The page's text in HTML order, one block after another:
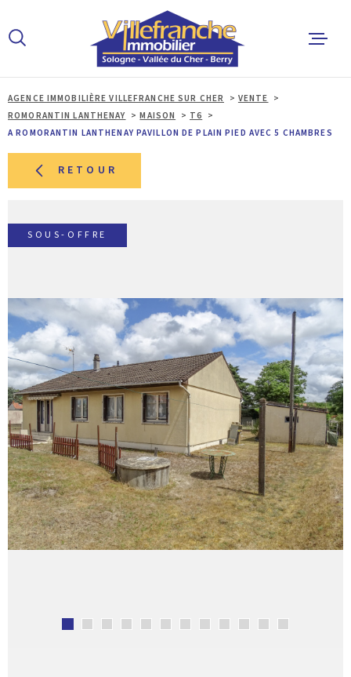
menu
contenu
ACCUEIL
L'AGENCE
CONTACT
AGENCE IMMOBILIÈRE VILLEFRANCHE SUR CHER
VENTE
ROMORANTIN LANTHENAY
MAISON
T6
A ROMORANTIN LANTHENAY PAVILLON DE PLAIN PIED AVEC 5 CHAMBRES
RETOUR
SOUS-OFFRE